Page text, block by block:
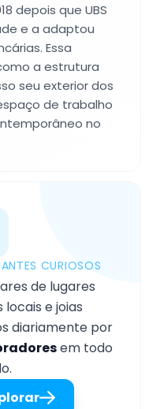
depois que UBS
e a adaptou
Essa
a estrutura
seu exterior dos
de trabalho
no
CURIOSOS
de lugares
locais e joias
diariamente por
em todo